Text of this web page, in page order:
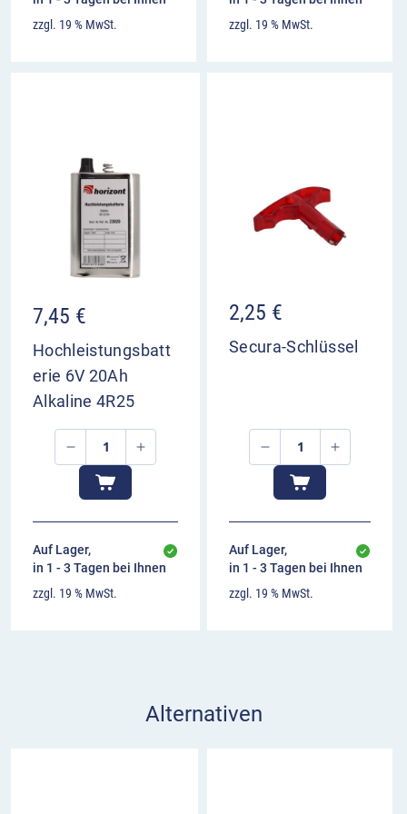
zzgl. 19 % MwSt.
zzgl. 19 % MwSt.
7,45 €
Hochleistungsbatt
erie 6V 20Ah
Alkaline 4R25
Auf Lager,
in 1 - 3 Tagen bei Ihnen
zzgl. 19 % MwSt.
2,25 €
Secura-Schlüssel
Auf Lager,
in 1 - 3 Tagen bei Ihnen
zzgl. 19 % MwSt.
Alternativen